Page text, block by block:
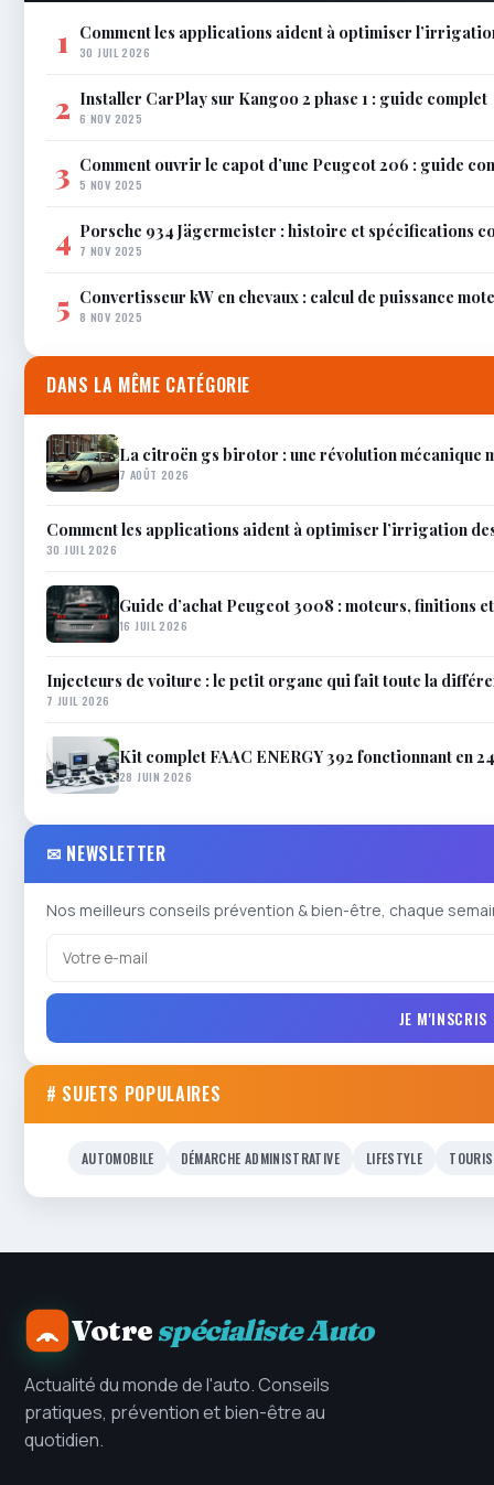
1 Comment les applications aident à optimiser
30 JUIL 2026
2 Installer CarPlay sur Kangoo 2 phase 1 : guide complet
6 NOV 2025
3 Comment ouvrir le capot d’une Peugeot 206 : guide
5 NOV 2025
4 Porsche 934 Jägermeister : histoire et spécifications
7 NOV 2025
5 Convertisseur kW en chevaux : calcul de puissance
8 NOV 2025
DANS LA MÊME CATÉGORIE
La citroën gs birotor : une révolution mécanique
7 AOÛT 2026
Comment les applications aident à optimiser l’irrigation
30 JUIL 2026
Guide d’achat Peugeot 3008 : moteurs, finitions
16 JUIL 2026
Injecteurs de voiture : le petit organe qui fait toute la
7 JUIL 2026
Kit complet FAAC ENERGY 392 fonctionnant en
28 JUIN 2026
✉ NEWSLETTER
Nos meilleurs conseils prévention & bien-être, chaque
JE M'INSCRIS
# SUJETS POPULAIRES
AUTOMOBILE DÉMARCHE ADMINISTRATIVE LIFESTYLE
Votrespécialiste Auto
Actualité du monde de l'auto. Conseils
pratiques, prévention et bien-être au
quotidien.